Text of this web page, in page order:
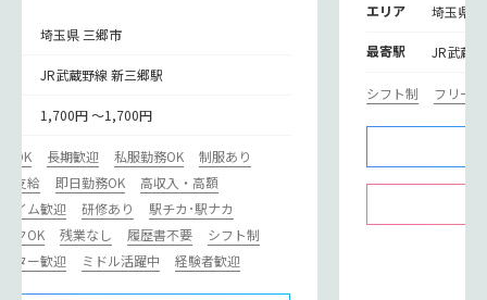
埼玉県 三郷市
JR武蔵野線 新三郷駅
1,700円 ～1,700円
OK 長期歓迎 私服勤務OK
制服あり
支給
即日勤務OK
高収入・高額
イム歓迎
研修あり
駅チカ･駅ナカ
クOK
残業なし 履歴書不要
シフト制
ター歓迎
ミドル活躍中 経験者歓迎
エリア 埼玉県
最寄駅 JR武蔵
シフト制 フリー